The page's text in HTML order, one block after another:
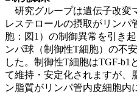
研究グループは遺伝子改変
レステロールの摂取がリンパ
胞：図1）の制御異常を引き
ンパ球（制御性T細胞）の不
した。制御性T細胞はTGF-b1
て維持・安定化されますが、
ン脂質がリンパ管内皮細胞内